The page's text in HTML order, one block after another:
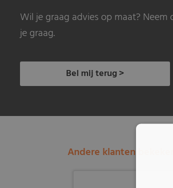
Wil je graag advies op maat?
je graag.
Bel mij terug >
Andere klanten bekeken